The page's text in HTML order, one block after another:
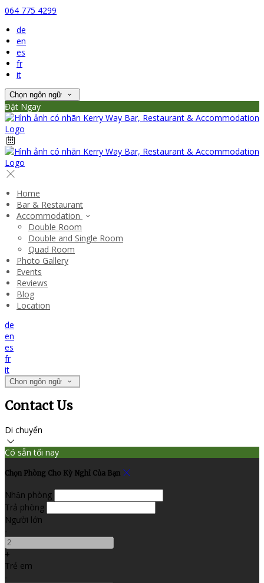
064 775 4299
de
en
es
fr
it
Chọn ngôn ngữ
Đặt Ngay
Home
Bar & Restaurant
Accommodation
Double Room
Double and Single Room
Quad Room
Photo Gallery
Events
Reviews
Blog
Location
de
en
es
fr
it
Chọn ngôn ngữ
Contact Us
Di chuyển
Có sẵn tối nay
Chọn Phòng Cho Kỳ Nghỉ Của Bạn
Nhận phòng
Trả phòng
Người lớn
-
+
Trẻ em
-